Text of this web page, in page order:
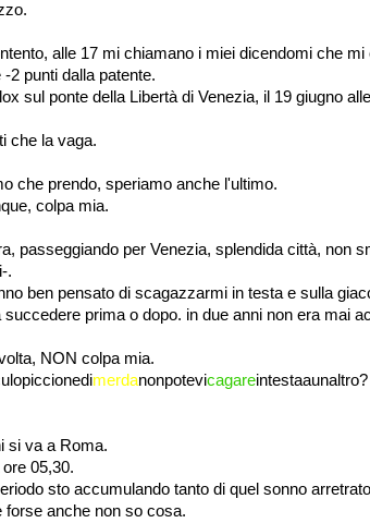
alle 17 mi chiamano i miei dicendomi che
-2 punti dalla patente.
sul ponte della Libertà di Venezia, il 19 giugno
che la vaga.
che prendo, speriamo anche l'ultimo.
colpa mia.
passeggiando per Venezia, splendida città, non
.
ben pensato di scagazzarmi in testa e sulla
succedere prima o dopo. in due anni non era mai
NON colpa mia.
merdanonpotevicagareintestaaunaltro?
si va a Roma.
05,30.
sto accumulando tanto di quel sonno
forse anche non so cosa.